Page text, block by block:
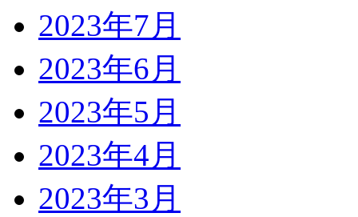
2023年7月
2023年6月
2023年5月
2023年4月
2023年3月